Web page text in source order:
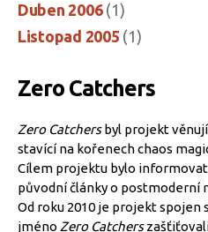
Duben 2006(1)
Listopad 2005 (1)
Zero Catchers
Zero Catchersbyl projekt
stavící na kořenech chaos
Cílem projektu bylo
původní články o postmoderní
Od roku 2010 je projekt spojen
jméno Zero Catchers